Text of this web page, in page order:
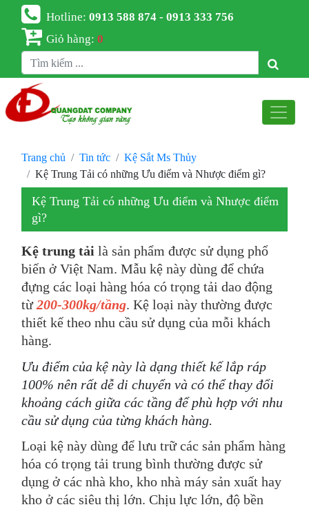
Hotline:0913 588 874 - 0913 333 756
Giỏ hàng:0
Trang chủ Tin tức
Kệ Sắt Ms Thủy
Kệ Trung Tải có những Ưu điểm và Nhược điểm gì?
Kệ Trung Tải có những Ưu điểm và Nhược điểm
gì?
Kệ trung tải là sản phẩm được sử dụng phổ
biến ở Việt Nam. Mẫu kệ này dùng để chứa
đựng các loại hàng hóa có trọng tải dao động
từ200-300kg/tầng. Kệ loại này thường được
thiết kế theo nhu cầu sử dụng của mỗi khách
hàng.
Ưu điểm của kệ này là dạng thiết kế lắp ráp
100% nên rất dễ di chuyển và có thể thay đổi
khoảng cách giữa các tầng để phù hợp với nhu
cầu sử dụng của từng khách hàng.
Loại kệ này dùngđể lưu trữ các sản phẩm hàng
hóa có trọng tải trung bình thường được sử
dụng ở các nhà kho, kho nhà máy sản xuất hay
kho ở các siêu thị lớn.Chịu lực lớn, độ bền